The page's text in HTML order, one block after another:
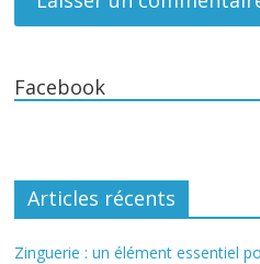
Facebook
Articles récents
Zinguerie : un élément essentiel